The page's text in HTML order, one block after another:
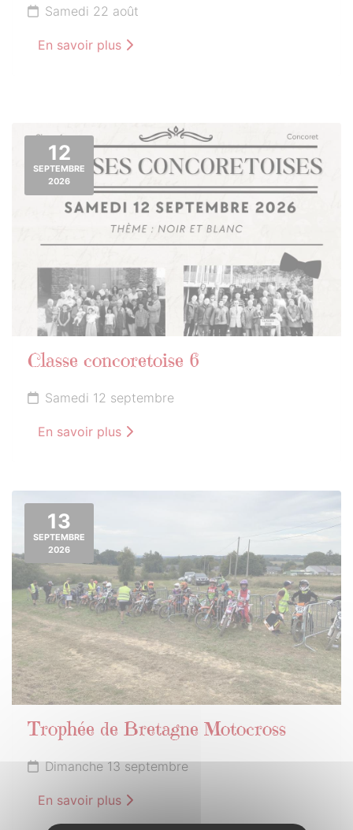
Samedi 22 août
En savoir plus
12
SEPTEMBRE
2026
Classe concoretoise 6
Samedi 12 septembre
En savoir plus
13
SEPTEMBRE
2026
Trophée de Bretagne Motocross
Dimanche 13 septembre
En savoir plus